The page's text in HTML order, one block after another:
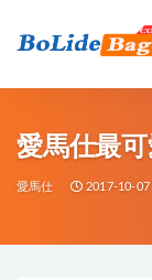
愛馬仕最
愛馬仕 2017-10-07